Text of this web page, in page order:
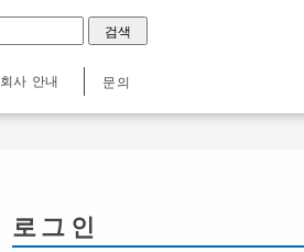
회사 안내 문의
로그인